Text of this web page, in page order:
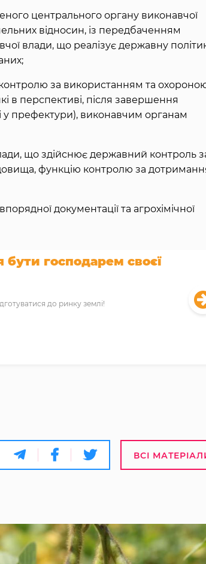
центрального органу виконавчої
відносин, із передбаченням
влади, що реалізує державну
за використанням та
в перспективі, після завершення
у префектури), виконавчим органам
що здійснює державний контроль
функцію контролю за
документації та агрохімічної
бути господарем своєї
до ринку землі!
ВСІ